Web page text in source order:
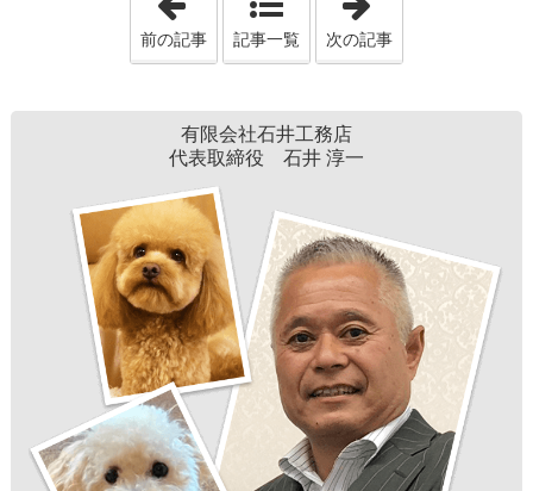
前の記事 記事一覧 次の記事
有限会社石井工務店
代表取締役 石井 淳一